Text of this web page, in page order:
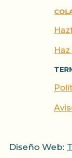
Diseño Web: